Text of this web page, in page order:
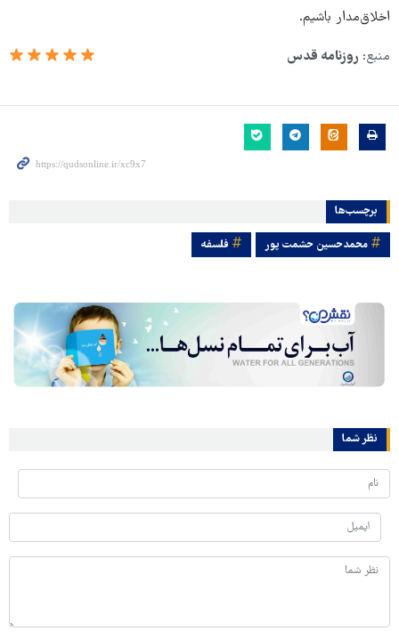
اخلاق‌مدار باشیم.
منبع: روزنامه قدس
برچسب‌ها
محمدحسین حشمت پور فلسفه
نظر شما